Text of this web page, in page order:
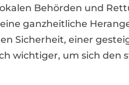
Behörden und
ganzheitliche
Sicherheit, einer
wichtiger, um sich den